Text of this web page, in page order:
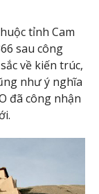
tỉnh Cam
sau công
về kiến trúc,
như ý nghĩa
đã công nhận